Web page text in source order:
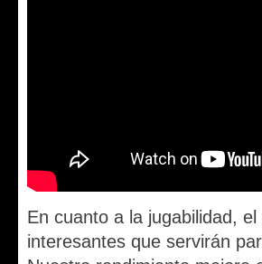
En cuanto a la jugabilidad,
interesantes que servirán